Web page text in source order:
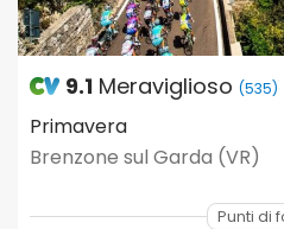
9.1 Meraviglioso (535)
Primavera
Brenzone sul Garda (VR)
Punti di